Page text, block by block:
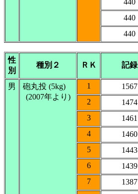
440
440
440
性
別
種別２ ＲＫ 記録
男
砲丸投 (5kg)
(2007年より)
1 1567
2
1474
3
1461
4
1460
5
1443
6
1439
7
1387